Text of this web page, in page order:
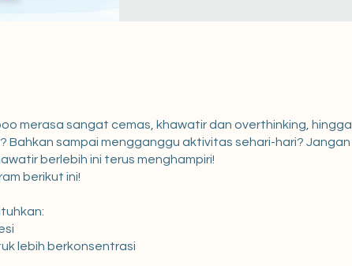
merasa sangat cemas, khawatir dan overthinking, hingga
Bahkan sampai mengganggu aktivitas sehari-hari? Jangan
berlebih ini terus menghampiri!
berikut ini!
lebih berkonsentrasi